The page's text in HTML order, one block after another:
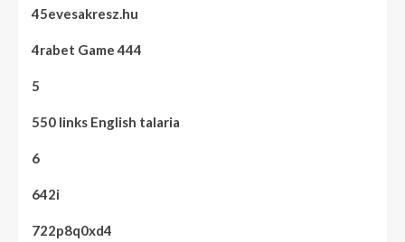
45evesakresz.hu
4rabet Game 444
5
550 links English talaria
6
642i
722p8q0xd4